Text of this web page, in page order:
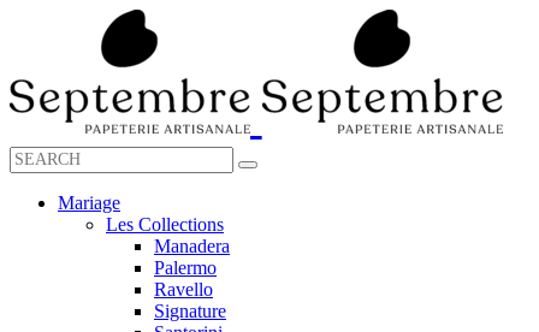
Mariage
Les Collections
Manadera
Palermo
Ravello
Signature